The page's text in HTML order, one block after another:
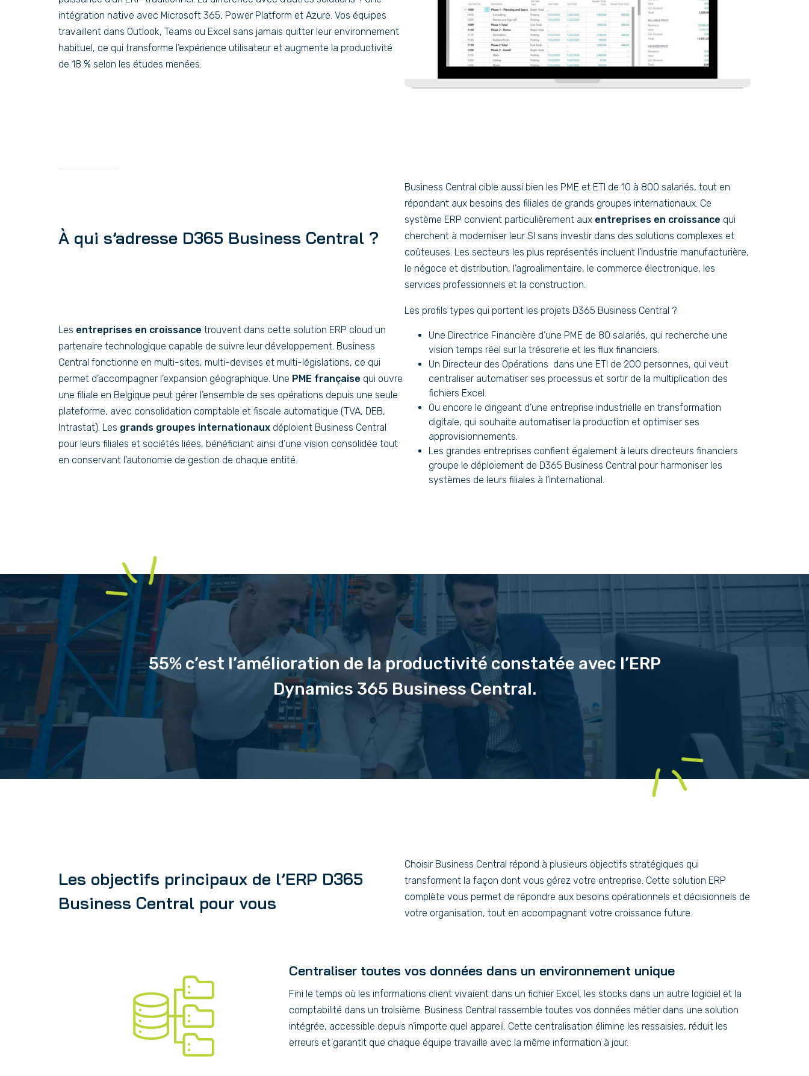
intégration native avec Microsoft 365, Power Platform et Azure. Vos équipes
travaillent dans Outlook, Teams ou Excel sans jamais quitter leur environnement
habituel, ce qui transforme l’expérience utilisateur et augmente la productivité
de 18 % selon les études menées.
À qui s’adresse D365 Business Central ?
Business Central cible aussi bien les PME et ETI de 10 à 800 salariés, tout en
répondant aux besoins des filiales de grands groupes internationaux. Ce
système ERP convient particulièrement aux entreprises en croissance qui
cherchent à moderniser leur SI sans investir dans des solutions complexes et
coûteuses. Les secteurs les plus représentés incluent l’industrie manufacturière,
le négoce et distribution, l’agroalimentaire, le commerce électronique, les
services professionnels et la construction.
Les entreprises en croissance trouvent dans cette solution ERP cloud un
partenaire technologique capable de suivre leur développement. Business
Central fonctionne en multi-sites, multi-devises et multi-législations, ce qui
permet d’accompagner l’expansion géographique. Une PME française qui ouvre
une filiale en Belgique peut gérer l’ensemble de ses opérations depuis une seule
plateforme, avec consolidation comptable et fiscale automatique (TVA, DEB,
Intrastat). Les grands groupes internationaux déploient Business Central
pour leurs filiales et sociétés liées, bénéficiant ainsi d’une vision consolidée tout
en conservant l’autonomie de gestion de chaque entité.
Les profils types qui portent les projets D365 Business Central ?
Une Directrice Financière d’une PME de 80 salariés, qui recherche une
vision temps réel sur la trésorerie et les flux financiers.
Un Directeur des Opérations dans une ETI de 200 personnes, qui veut
centraliser automatiser ses processus et sortir de la multiplication des
fichiers Excel.
Ou encore le dirigeant d’une entreprise industrielle en transformation
digitale, qui souhaite automatiser la production et optimiser ses
approvisionnements.
Les grandes entreprises confient également à leurs directeurs financiers
groupe le déploiement de D365 Business Central pour harmoniser les
systèmes de leurs filiales à l’international.
55% c’est l’amélioration de la productivité constatée avec l’ERP
Dynamics 365 Business Central.
Les objectifs principaux de l’ERP D365
Business Central pour vous
Choisir Business Central répond à plusieurs objectifs stratégiques qui
transforment la façon dont vous gérez votre entreprise. Cette solution ERP
complète vous permet de répondre aux besoins opérationnels et décisionnels de
votre organisation, tout en accompagnant votre croissance future.
Centraliser toutes vos données dans un environnement unique
Fini le temps où les informations client vivaient dans un fichier Excel, les stocks dans un autre logiciel et la
comptabilité dans un troisième. Business Central rassemble toutes vos données métier dans une solution
intégrée, accessible depuis n’importe quel appareil. Cette centralisation élimine les ressaisies, réduit les
erreurs et garantit que chaque équipe travaille avec la même information à jour.